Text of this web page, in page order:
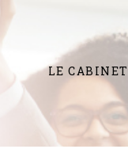
LE CABINET